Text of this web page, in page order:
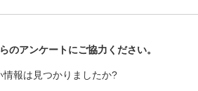
なび
のアンケートにご協力ください。
情報は見つかりましたか?